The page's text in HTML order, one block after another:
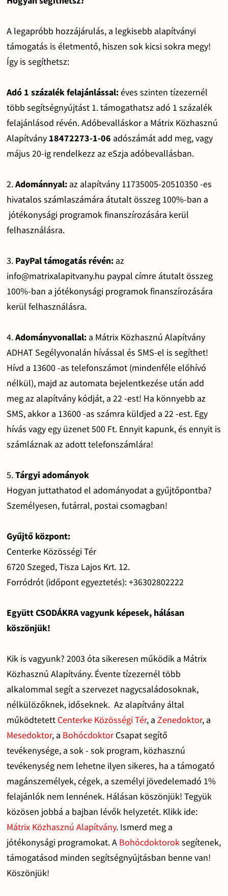
A legapróbb hozzájárulás, a legkisebb alapítványi
támogatás is életmentő, hiszen sok kicsi sokra megy!
Így is segíthetsz:
Adó 1 százalék felajánlással:éves szinten tízezernél
több segítségnyújtást 1. támogathatsz adó 1 százalék
felajánlásod révén. Adóbevalláskor a Mátrix Közhasznú
Alapítvány 18472273-1-06 adószámát add meg, vagy
május 20-ig rendelkezz az eSzja adóbevallásban.
2.Adománnyal: az alapítvány 11735005-20510350 -es
hivatalos számlaszámára átutalt összeg 100%-ban a
jótékonysági programok finanszírozására kerül
felhasználásra.
3. PayPal támogatás révén: az
info@matrixalapitvany.hu paypal címre átutalt összeg
100%-ban a jótékonysági programok finanszírozására
kerül felhasználásra.
4.Adományvonallal:a Mátrix Közhasznú Alapítvány
ADHAT Segélyvonalán hívással és SMS-el is segíthet!
Hívd a 13600 -as telefonszámot (mindenféle előhívó
nélkül), majd az automata bejelentkezése után add
meg az alapítvány kódját, a 22 -est! Ha könnyebb az
SMS, akkor a 13600 -as számra küldjed a 22 -est. Egy
hívás vagy egy üzenet 500 Ft. Ennyit kapunk, és ennyit is
számláznak az adott telefonszámlára!
5.Tárgyi adományok
Hogyan juttathatod el adományodat a gyűjtőpontba?
Személyesen, futárral, postai csomagban!
Gyűjtő központ:
Centerke Közösségi Tér
6720 Szeged, Tisza Lajos Krt. 12.
Forródrót (időpont egyeztetés): +36302802222
Együtt CSODÁKRA vagyunk képesek, hálásan
köszönjük!
Kik is vagyunk? 2003 óta sikeresen működik a Mátrix
Közhasznú Alapítvány. Évente tízezernél több
alkalommal segít a szervezet nagycsaládosoknak,
nélkülözőknek, időseknek. Az alapítvány által
működtetett Centerke Közösségi Tér, a Zenedoktor, a
Mesedoktor, a BohócdoktorCsapat segítő
tevékenysége, a sok - sok program, közhasznú
tevékenység nem lehetne ilyen sikeres, ha a támogató
magánszemélyek, cégek, a személyi jövedelemadó 1%
felajánlók nem lennének. Hálásan köszönjük! Tegyük
közösen jobbá a bajban lévők helyzetét. Klikk ide:
Mátrix Közhasznú Alapítvány. Ismerd meg a
jótékonysági programokat. A Bohócdoktoroksegítenek,
támogatásod minden segítségnyújtásban benne van!
Köszönjük!